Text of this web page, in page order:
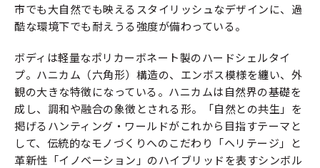
市でも大自然でも映えるスタイリッシュなデザインに、過
酷な環境下でも耐えうる強度が備わっている。
ボディは軽量なポリカーボネート製のハードシェルタイ
プ。ハニカム（六角形）構造の、エンボス模様を纏い、外
観の大きな特徴になっている。ハニカムは自然界の基礎を
成し、調和や融合の象徴とされる形。「自然との共生」を
掲げるハンティング・ワールドがこれから目指すテーマと
して、伝統的なモノづくりへのこだわり「ヘリテージ」と
革新性「イノベーション」のハイブリッドを表すシンボル